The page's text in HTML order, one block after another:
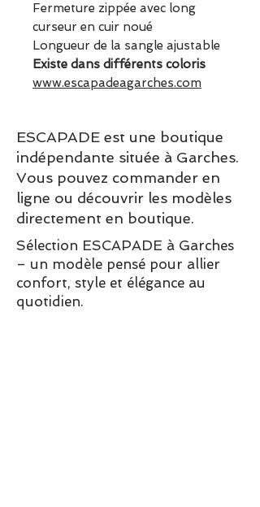
Fermeture zippée avec long
curseur en cuir noué
Longueur de la sangle ajustable
Existe dans différents coloris
www.escapadeagarches.com
ESCAPADE est une boutique
indépendante située à Garches.
Vous pouvez commander en
ligne ou découvrir les modèles
directement en boutique.
Sélection ESCAPADE à Garches
– un modèle pensé pour allier
confort, style et élégance au
quotidien.